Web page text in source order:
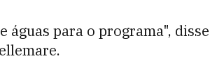
águas para o programa",